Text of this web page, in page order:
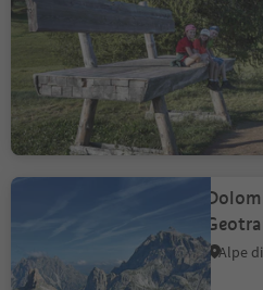
Saltria
Difficoltà
Alpe